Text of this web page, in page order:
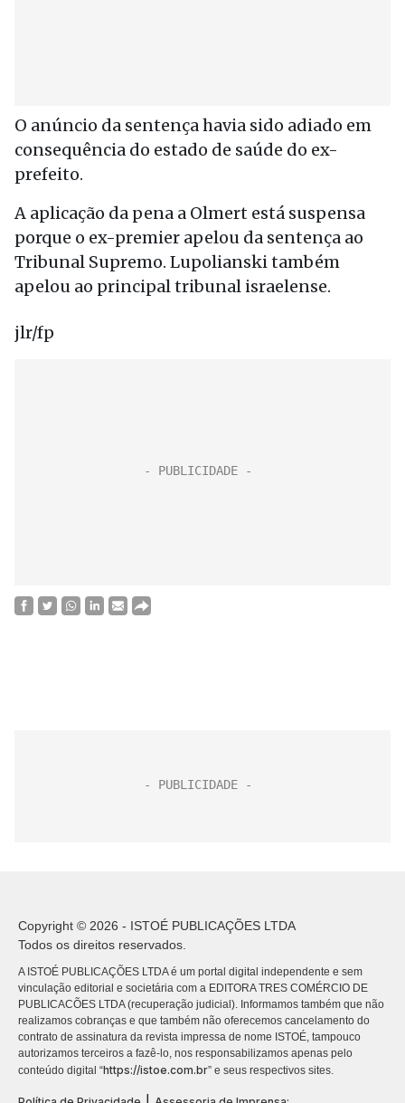
O anúncio da sentença havia sido adiado em
consequência do estado de saúde do ex-
prefeito.
A aplicação da pena a Olmert está suspensa
porque o ex-premier apelou da sentença ao
Tribunal Supremo. Lupolianski também
apelou ao principal tribunal israelense.
jlr/fp
Copyright © 2026 - ISTOÉ PUBLICAÇÕES LTDA
Todos os direitos reservados.
A ISTOÉ PUBLICAÇÕES LTDA é um portal digital independente e sem
vinculação editorial e societária com a EDITORA TRES COMÉRCIO DE
PUBLICACÕES LTDA (recuperação judicial). Informamos também que não
realizamos cobranças e que também não oferecemos cancelamento do
contrato de assinatura da revista impressa de nome ISTOÉ, tampouco
autorizamos terceiros a fazê-lo, nos responsabilizamos apenas pelo
conteúdo digital “https://istoe.com.br” e seus respectivos sites.